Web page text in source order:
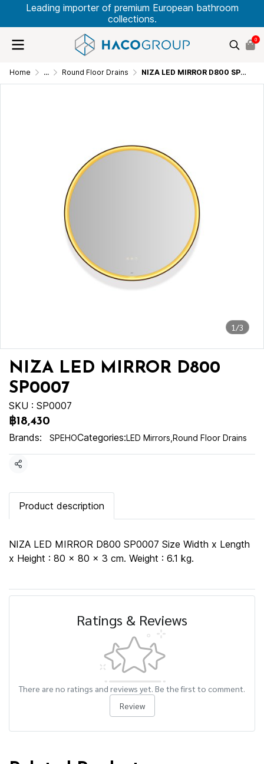
Leading importer of premium European bathroom
collections.
0
Home ... Round Floor Drains NIZA LED MIRROR D800 SP0007
1/3
NIZA LED MIRROR D800
SP0007
SKU : SP0007
฿18,430
Brands:
SPEHOCategories:LED Mirrors Round Floor Drains
Share
Product description
NIZA LED MIRROR D800 SP0007 Size Width x Length
x Height : 80 x 80 x 3 cm. Weight : 6.1 kg.
Ratings & Reviews
There are no ratings and reviews yet. Be the first to comment.
Review